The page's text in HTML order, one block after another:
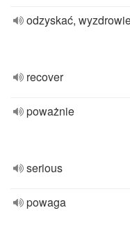
odzyskać,
recover
poważnie
serious
powaga